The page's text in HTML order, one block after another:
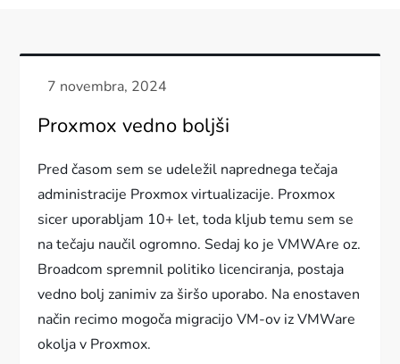
Proxmox vedno boljši
Pred časom sem se udeležil naprednega tečaja
administracije Proxmox virtualizacije. Proxmox
sicer uporabljam 10+ let, toda kljub temu sem se
na tečaju naučil ogromno. Sedaj ko je VMWAre oz.
Broadcom spremnil politiko licenciranja, postaja
vedno bolj zanimiv za širšo uporabo. Na enostaven
način recimo mogoča migracijo VM-ov iz VMWare
okolja v Proxmox.